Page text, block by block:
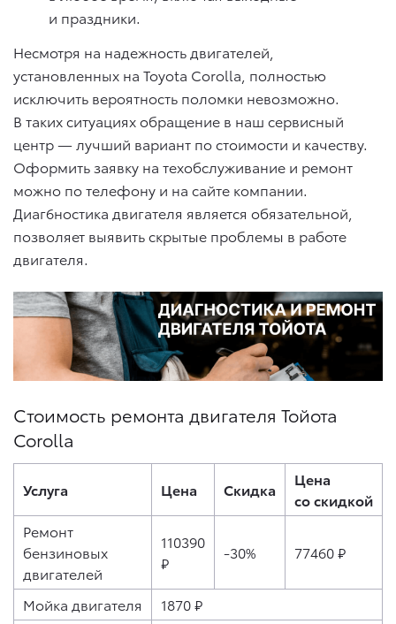
и праздники.
Несмотря на надежность двигателей,
установленных на Toyota Corolla, полностью
исключить вероятность поломки невозможно.
В таких ситуациях обращение в наш сервисный
центр — лучший вариант по стоимости и качеству.
Оформить заявку на техобслуживание и ремонт
можно по телефону и на сайте компании.
Диаг6ностика двигателя является обязательной,
позволяет выявить скрытые проблемы в работе
двигателя.
Стоимость ремонта двигателя Тойота
Corolla
Услуга Цена Скидка
Цена
со скидкой
Ремонт
бензиновых
двигателей
110390
₽
-30% 77460 ₽
Мойка двигателя
1870 ₽